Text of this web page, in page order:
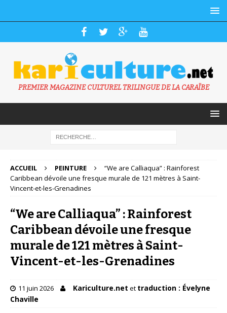
PREMIER MAGAZINE CULTUREL TRILINGUE DE LA CARAÏBE
ACCUEIL PEINTURE
“We are Calliaqua” : Rainforest
Caribbean dévoile une fresque murale de 121 mètres à Saint-
Vincent-et-les-Grenadines
“We are Calliaqua” : Rainforest
Caribbean dévoile une fresque
murale de 121 mètres à Saint-
Vincent-et-les-Grenadines
11 juin 2026 Kariculture.net et traduction : Évelyne
Chaville